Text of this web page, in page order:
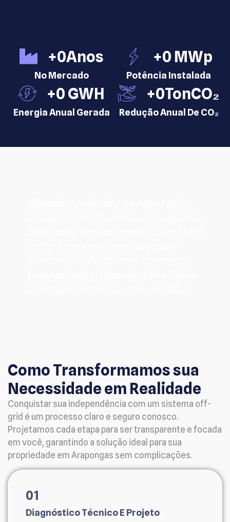
+0Anos
No Mercado
+0 MWp
Potência Instalada
+0 GWH
Energia Anual Gerada
+0TonCO₂
Redução Anual De CO₂
Como Transformamos sua
Necessidade em Realidade
Conquistar sua independência com um sistema off-
grid é um processo claro e seguro conosco.
Projetamos cada etapa para ser transparente e focada
em você, garantindo a solução ideal para sua
propriedade em Arapongas sem complicações.
01
Diagnóstico Técnico E Projeto